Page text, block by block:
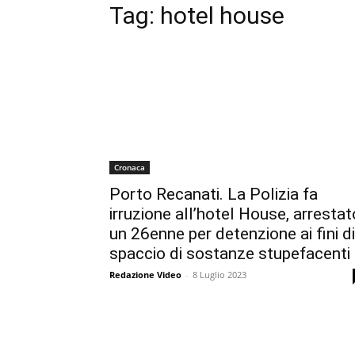
Tag: hotel house
Cronaca
Porto Recanati. La Polizia fa
irruzione all’hotel House,
un 26enne per detenzione ai fini di
spaccio di sostanze stupefacenti
Redazione Video - 8 Luglio 2023